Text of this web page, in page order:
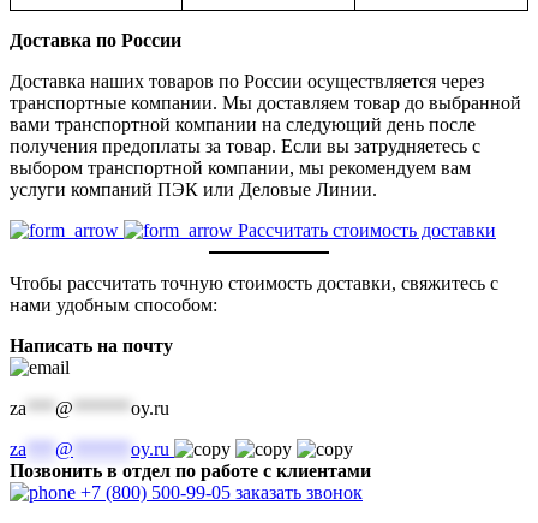
Доставка по России
Доставка наших товаров по России осуществляется через
транспортные компании. Мы доставляем товар до выбранной
вами транспортной компании на следующий день после
получения предоплаты за товар. Если вы затрудняетесь с
выбором транспортной компании, мы рекомендуем вам
услуги компаний ПЭК или Деловые Линии.
Рассчитать стоимость доставки
Чтобы рассчитать точную стоимость доставки, свяжитесь с
нами удобным способом:
Написать на почту
za @
oy.ru
za
@
oy.ru
Позвонить в отдел по работе с клиентами
+7 (800) 500-99-05 заказать звонок